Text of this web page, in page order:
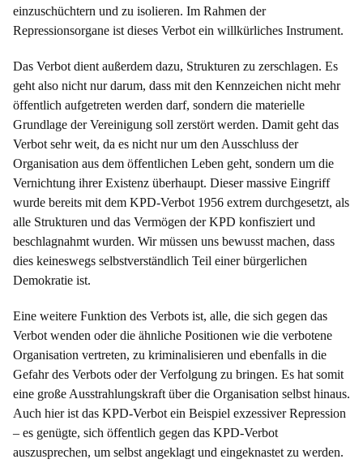
einzuschüchtern und zu isolieren. Im Rahmen der
Repressionsorgane ist dieses Verbot ein willkürliches Instrument.
Das Verbot dient außerdem dazu, Strukturen zu zerschlagen. Es
geht also nicht nur darum, dass mit den Kennzeichen nicht mehr
öffentlich aufgetreten werden darf, sondern die materielle
Grundlage der Vereinigung soll zerstört werden. Damit geht das
Verbot sehr weit, da es nicht nur um den Ausschluss der
Organisation aus dem öffentlichen Leben geht, sondern um die
Vernichtung ihrer Existenz überhaupt. Dieser massive Eingriff
wurde bereits mit dem KPD-Verbot 1956 extrem durchgesetzt, als
alle Strukturen und das Vermögen der KPD konfisziert und
beschlagnahmt wurden. Wir müssen uns bewusst machen, dass
dies keineswegs selbstverständlich Teil einer bürgerlichen
Demokratie ist.
Eine weitere Funktion des Verbots ist, alle, die sich gegen das
Verbot wenden oder die ähnliche Positionen wie die verbotene
Organisation vertreten, zu kriminalisieren und ebenfalls in die
Gefahr des Verbots oder der Verfolgung zu bringen. Es hat somit
eine große Ausstrahlungskraft über die Organisation selbst hinaus.
Auch hier ist das KPD-Verbot ein Beispiel exzessiver Repression
– es genügte, sich öffentlich gegen das KPD-Verbot
auszusprechen, um selbst angeklagt und eingeknastet zu werden.